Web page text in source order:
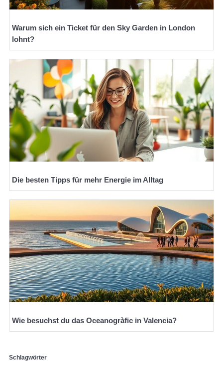
Warum sich ein Ticket für den Sky Garden in London
lohnt?
Die besten Tipps für mehr Energie im Alltag
Wie besuchst du das Oceanogràfic in Valencia?
Schlagwörter